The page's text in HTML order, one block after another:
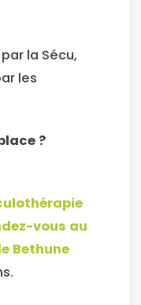
la Sécu,
les
?
vous au
Bethune